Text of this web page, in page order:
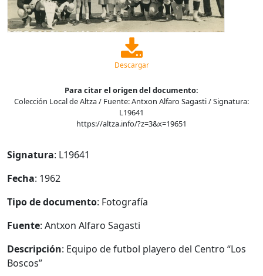
Descargar
Para citar el origen del documento:
Colección Local de Altza / Fuente: Antxon Alfaro Sagasti / Signatura:
L19641
https://altza.info/?z=3&x=19651
Signatura: L19641
Fecha: 1962
Tipo de documento: Fotografía
Fuente: Antxon Alfaro Sagasti
Descripción: Equipo de futbol playero del Centro “Los
Boscos”